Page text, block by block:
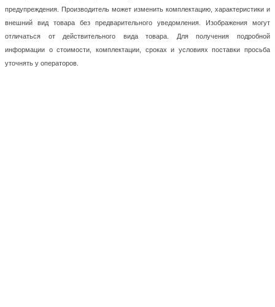
предупреждения. Производитель может изменить комплектацию, характеристики и
внешний вид товара без предварительного уведомления. Изображения могут
отличаться от действительного вида товара. Для получения подробной
информации о стоимости, комплектации, сроках и условиях поставки просьба
уточнять у операторов.